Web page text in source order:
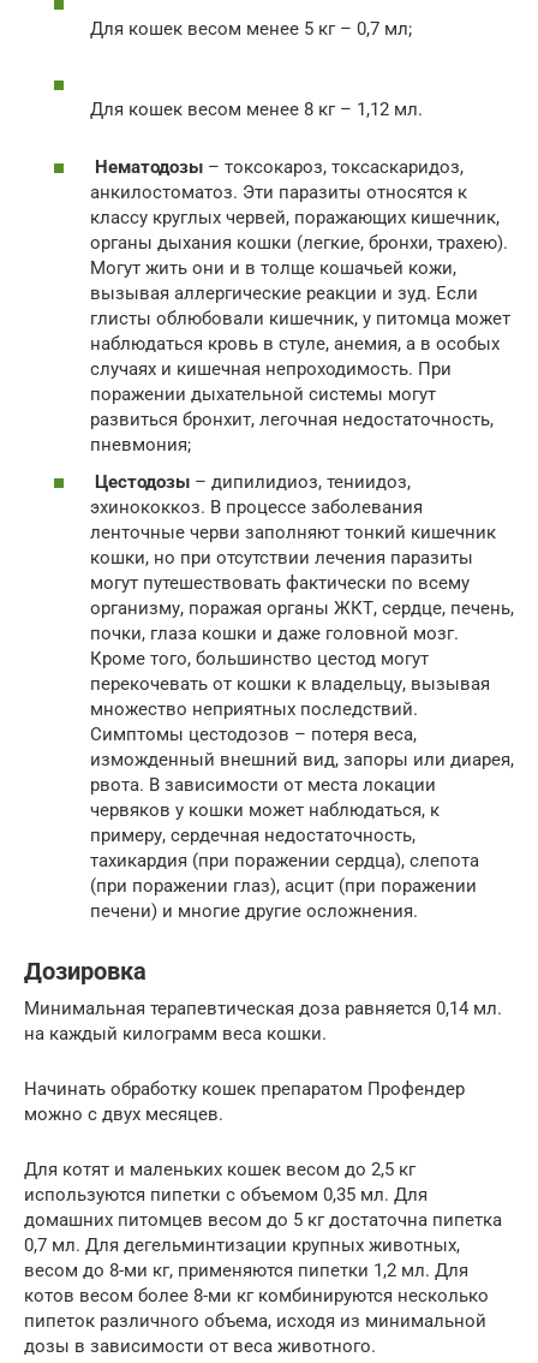
Для кошек весом менее 5 кг – 0,7 мл;
Для кошек весом менее 8 кг – 1,12 мл.
Нематодозы – токсокароз, токсаскаридоз,
анкилостоматоз. Эти паразиты относятся к
классу круглых червей, поражающих кишечник,
органы дыхания кошки (легкие, бронхи, трахею).
Могут жить они и в толще кошачьей кожи,
вызывая аллергические реакции и зуд. Если
глисты облюбовали кишечник, у питомца может
наблюдаться кровь в стуле, анемия, а в особых
случаях и кишечная непроходимость. При
поражении дыхательной системы могут
развиться бронхит, легочная недостаточность,
пневмония;
Цестодозы – дипилидиоз, тениидоз,
эхинококкоз. В процессе заболевания
ленточные черви заполняют тонкий кишечник
кошки, но при отсутствии лечения паразиты
могут путешествовать фактически по всему
организму, поражая органы ЖКТ, сердце, печень,
почки, глаза кошки и даже головной мозг.
Кроме того, большинство цестод могут
перекочевать от кошки к владельцу, вызывая
множество неприятных последствий.
Симптомы цестодозов – потеря веса,
изможденный внешний вид, запоры или диарея,
рвота. В зависимости от места локации
червяков у кошки может наблюдаться, к
примеру, сердечная недостаточность,
тахикардия (при поражении сердца), слепота
(при поражении глаз), асцит (при поражении
печени) и многие другие осложнения.
Дозировка
Минимальная терапевтическая доза равняется 0,14 мл.
на каждый килограмм веса кошки.
Начинать обработку кошек препаратом Профендер
можно с двух месяцев.
Для котят и маленьких кошек весом до 2,5 кг
используются пипетки с объемом 0,35 мл. Для
домашних питомцев весом до 5 кг достаточна пипетка
0,7 мл. Для дегельминтизации крупных животных,
весом до 8-ми кг, применяются пипетки 1,2 мл. Для
котов весом более 8-ми кг комбинируются несколько
пипеток различного объема, исходя из минимальной
дозы в зависимости от веса животного.